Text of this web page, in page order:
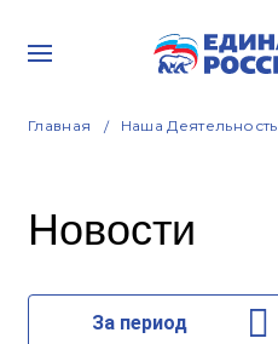
Главная Наша Деятельность
Новости
За период